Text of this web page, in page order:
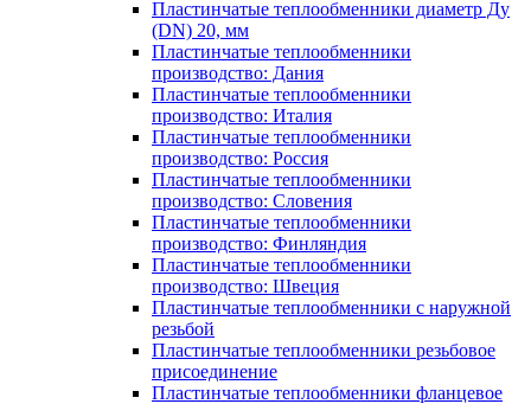
Пластинчатые теплообменники диаметр Ду
(DN) 20, мм
Пластинчатые теплообменники
производство: Дания
Пластинчатые теплообменники
производство: Италия
Пластинчатые теплообменники
производство: Россия
Пластинчатые теплообменники
производство: Словения
Пластинчатые теплообменники
производство: Финляндия
Пластинчатые теплообменники
производство: Швеция
Пластинчатые теплообменники с наружной
резьбой
Пластинчатые теплообменники резьбовое
присоединение
Пластинчатые теплообменники фланцевое